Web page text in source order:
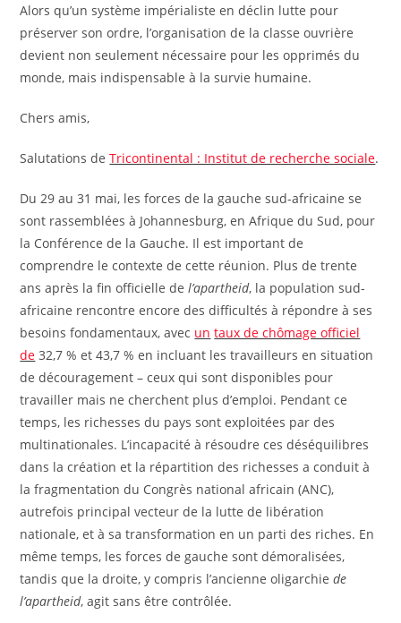
Alors qu’un système impérialiste en déclin lutte pour
préserver son ordre, l’organisation de la classe ouvrière
devient non seulement nécessaire pour les opprimés du
monde, mais indispensable à la survie humaine.
Chers amis,
Salutations deTricontinental : Institut de recherche sociale.
Du 29 au 31 mai, les forces de la gauche sud-africaine se
sont rassemblées à Johannesburg, en Afrique du Sud, pour
la Conférence de la Gauche. Il est important de
comprendre le contexte de cette réunion. Plus de trente
ans après la fin officielle del’apartheid, la population sud-
africaine rencontre encore des difficultés à répondre à ses
besoins fondamentaux, avec un taux de chômage officiel
de 32,7 % et 43,7 % en incluant les travailleurs en situation
de découragement – ceux qui sont disponibles pour
travailler mais ne cherchent plus d’emploi. Pendant ce
temps, les richesses du pays sont exploitées par des
multinationales. L’incapacité à résoudre ces déséquilibres
dans la création et la répartition des richesses a conduit à
la fragmentation du Congrès national africain (ANC),
autrefois principal vecteur de la lutte de libération
nationale, et à sa transformation en un parti des riches. En
même temps, les forces de gauche sont démoralisées,
tandis que la droite, y compris l’ancienne oligarchiede
l’apartheid, agit sans être contrôlée.